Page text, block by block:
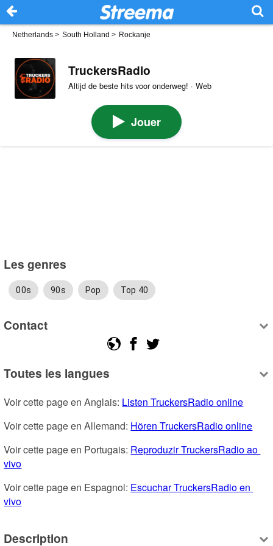
Netherlands > South Holland > Rockanje
TruckersRadio
Altijd de beste hits voor onderweg! · Web
Jouer
Les genres
00s 90s Pop Top 40
Contact
Toutes les langues
Voir cette page en Anglais: Listen TruckersRadio online
Voir cette page en Allemand: Hören TruckersRadio online
Voir cette page en Portugais: Reproduzir TruckersRadio ao
vivo
Voir cette page en Espagnol: Escuchar TruckersRadio en
vivo
Description